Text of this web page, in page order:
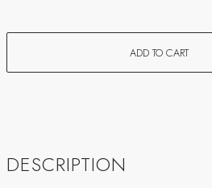
ADD TO CART
DESCRIPTION